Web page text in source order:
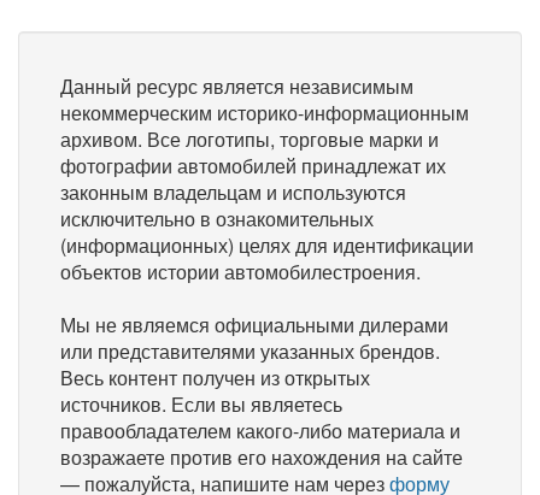
Данный ресурс является независимым
некоммерческим историко-информационным
архивом. Все логотипы, торговые марки и
фотографии автомобилей принадлежат их
законным владельцам и используются
исключительно в ознакомительных
(информационных) целях для идентификации
объектов истории автомобилестроения.
Мы не являемся официальными дилерами
или представителями указанных брендов.
Весь контент получен из открытых
источников. Если вы являетесь
правообладателем какого-либо материала и
возражаете против его нахождения на сайте
— пожалуйста, напишите нам черезформу